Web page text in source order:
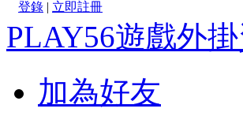
登錄 | 立即註冊
PLAY56遊戲外
加為好友